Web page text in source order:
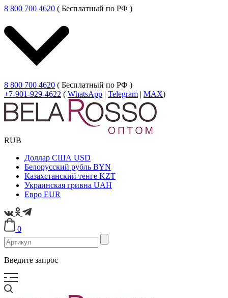
8 800 700 4620 ( Бесплатный по РФ )
8 800 700 4620 ( Бесплатный по РФ )
+7-901-929-4622 ( WhatsApp | Telegram | MAX)
RUB
Доллар США USD
Белорусский рубль BYN
Казахстанский тенге KZT
Украинская гривна UAH
Евро EUR
0
Введите запрос